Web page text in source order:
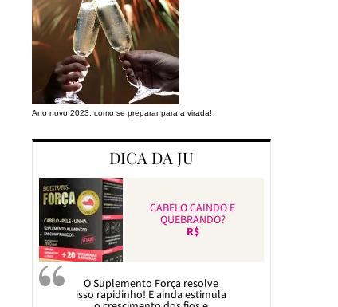
Ano novo 2023: como se preparar para a virada!
DICA DA JU
CABELO CAINDO E
QUEBRANDO?
R$
O Suplemento Força resolve
isso rapidinho! E ainda estimula